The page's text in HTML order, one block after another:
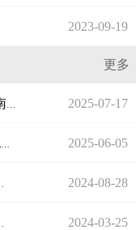
2023-09-19
更多
2025-07-17
2025-06-05
2024-08-28
2024-03-25